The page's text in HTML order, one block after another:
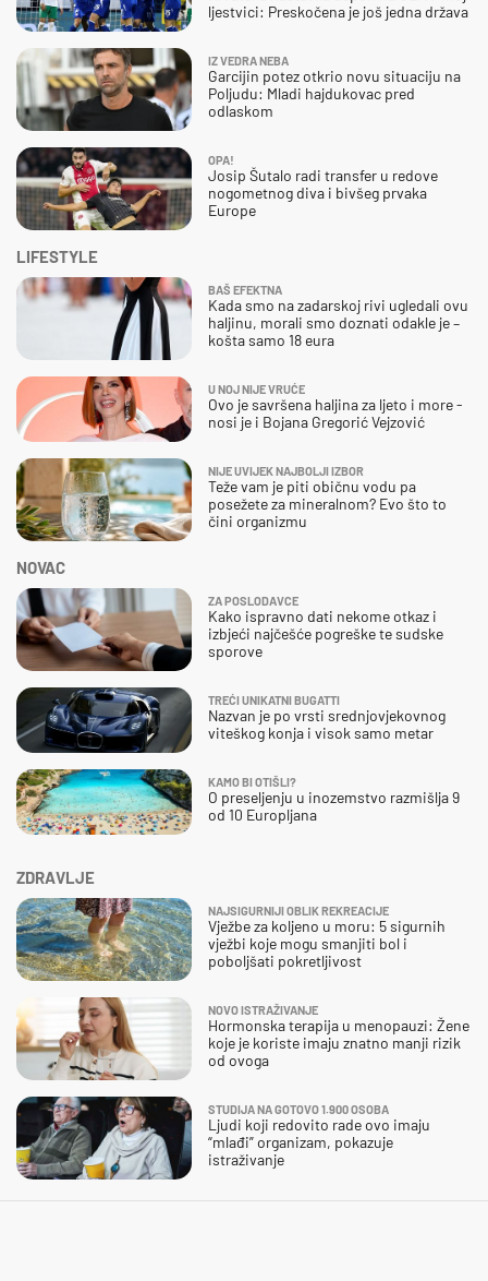
ZDRAVLJE
NAJSIGURNIJI OBLIK REKREACIJE
Vježbe za koljeno u moru: 5 sigurnih
vježbi koje mogu smanjiti bol i
poboljšati pokretljivost
NOVO ISTRAŽIVANJE
Hormonska terapija u menopauzi: Žene
koje je koriste imaju znatno manji rizik
od ovoga
STUDIJA NA GOTOVO 1.900 OSOBA
Ljudi koji redovito rade ovo imaju
“mlađi” organizam, pokazuje
istraživanje
ljestvici: Preskočena je još jedna država
IZ VEDRA NEBA
Garcijin potez otkrio novu situaciju na
Poljudu: Mladi hajdukovac pred
odlaskom
OPA!
Josip Šutalo radi transfer u redove
nogometnog diva i bivšeg prvaka
Europe
NOVAC
ZA POSLODAVCE
Kako ispravno dati nekome otkaz i
izbjeći najčešće pogreške te sudske
sporove
TREĆI UNIKATNI BUGATTI
Nazvan je po vrsti srednjovjekovnog
viteškog konja i visok samo metar
KAMO BI OTIŠLI?
O preseljenju u inozemstvo razmišlja 9
od 10 Europljana
LIFESTYLE
BAŠ EFEKTNA
Kada smo na zadarskoj rivi ugledali ovu
haljinu, morali smo doznati odakle je –
košta samo 18 eura
U NOJ NIJE VRUĆE
Ovo je savršena haljina za ljeto i more -
nosi je i Bojana Gregorić Vejzović
NIJE UVIJEK NAJBOLJI IZBOR
Teže vam je piti običnu vodu pa
posežete za mineralnom? Evo što to
čini organizmu